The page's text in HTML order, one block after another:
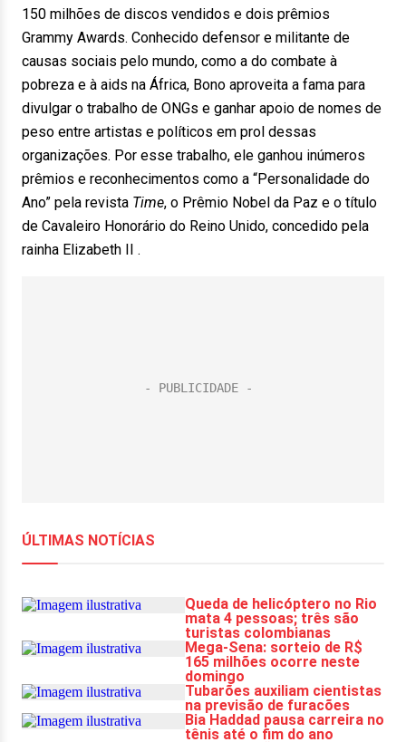
150 milhões de discos vendidos e dois prêmios
Grammy Awards. Conhecido defensor e militante de
causas sociais pelo mundo, como a do combate à
pobreza e à aids na África, Bono aproveita a fama para
divulgar o trabalho de ONGs e ganhar apoio de nomes de
peso entre artistas e políticos em prol dessas
organizações. Por esse trabalho, ele ganhou inúmeros
prêmios e reconhecimentos como a “Personalidade do
Ano” pela revista Time, o Prêmio Nobel da Paz e o título
de Cavaleiro Honorário do Reino Unido, concedido pela
rainha Elizabeth II .